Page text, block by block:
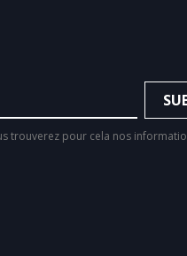
trouverez pour cela nos